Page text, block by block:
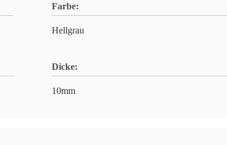
Farbe:
Hellgrau
Dicke:
10mm